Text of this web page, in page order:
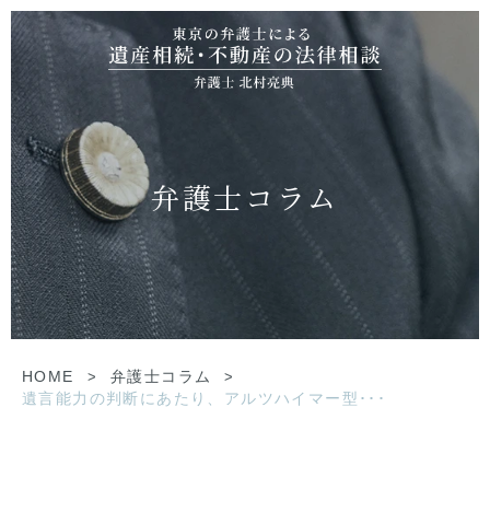
弁護士コラム
HOME > 弁護士コラム
>
遺言能力の判断にあたり、アルツハイマー型･･･